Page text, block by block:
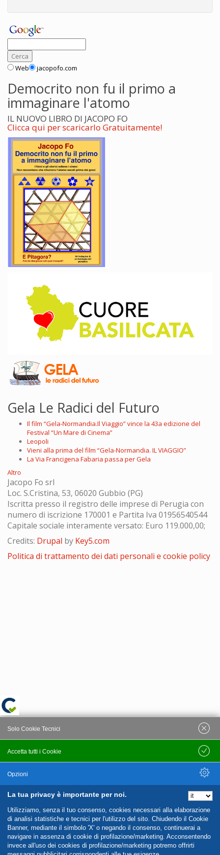
Web jacopofo.com
Democrito non fu il primo a
immaginare l'atomo
IL NUOVO LIBRO DI JACOPO FO
Clicca qui per scaricarlo Gratuitamente!
Gela Le Radici del Futuro
Il film “Gela-Normandia.Il Viaggio” vince la 43a edizione del
Festival “Un Mare di Cinema”
Leopoli
Vieni alla prima del film “Gela-Normandia. IL VIAGGIO”
La Via Francigena Fabaria passa per Gela
Altro
Jacopo Fo srl
Loc. S.Cristina, 53, 06020 Gubbio (PG)
Iscritta presso il registro delle imprese di Perugia con
numero di iscrizione 170001 e Partita Iva 01956540544
Capitale sociale interamente versato: Euro 119.000,00;
Credits: Drupal by Key5.com
Politica di trattamento dei dati personali e cookie policy
La tua privacy è importante per noi.
Utilizziamo, senza il tuo consenso, cookies necessari alla elaborazione
di analisi statistiche e tecnici per l'utilizzo del sito. Chiudendo il Cookie
Banner, mediante il simbolo 'X' o negando il consenso, continuerai a
navigare in assenza di cookie di profilazione/marketing. Acconsentendo
invece all'uso dei cookies di profilazione/marketing potremo offrirti
Accetta tutti i Cookie
Solo Cookie Tecnici
Salva
Opzioni
Nascondi Opzioni